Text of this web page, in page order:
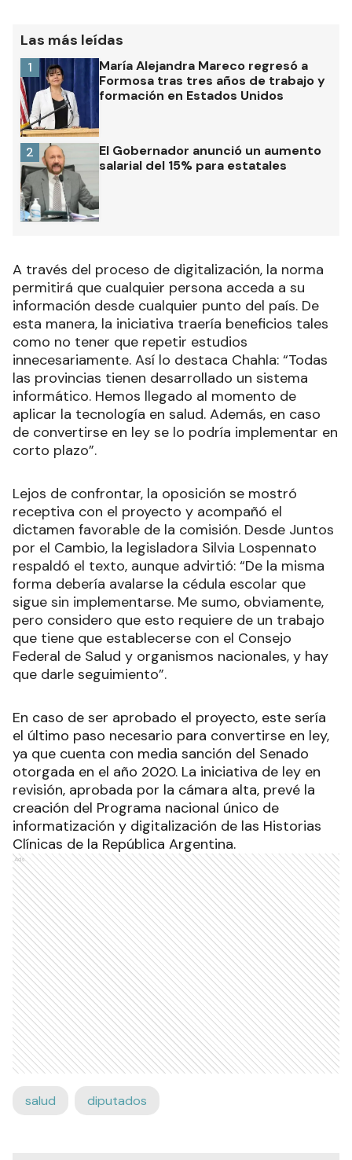
Las más leídas
María Alejandra Mareco regresó a
Formosa tras tres años de trabajo y
formación en Estados Unidos
1
El Gobernador anunció un aumento
salarial del 15% para estatales
2
A través del proceso de digitalización, la norma
permitirá que cualquier persona acceda a su
información desde cualquier punto del país. De
esta manera, la iniciativa traería beneficios tales
como no tener que repetir estudios
innecesariamente. Así lo destaca Chahla: “Todas
las provincias tienen desarrollado un sistema
informático. Hemos llegado al momento de
aplicar la tecnología en salud. Además, en caso
de convertirse en ley se lo podría implementar en
corto plazo”.
Lejos de confrontar, la oposición se mostró
receptiva con el proyecto y acompañó el
dictamen favorable de la comisión. Desde Juntos
por el Cambio, la legisladora Silvia Lospennato
respaldó el texto, aunque advirtió: “De la misma
forma debería avalarse la cédula escolar que
sigue sin implementarse. Me sumo, obviamente,
pero considero que esto requiere de un trabajo
que tiene que establecerse con el Consejo
Federal de Salud y organismos nacionales, y hay
que darle seguimiento”.
En caso de ser aprobado el proyecto, este sería
el último paso necesario para convertirse en ley,
ya que cuenta con media sanción del Senado
otorgada en el año 2020. La iniciativa de ley en
revisión, aprobada por la cámara alta, prevé la
creación del Programa nacional único de
informatización y digitalización de las Historias
Clínicas de la República Argentina.
Ads
salud diputados